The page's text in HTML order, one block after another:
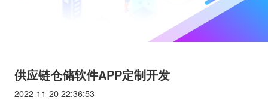
供应链仓储软件APP定制开发
2022-11-20 22:36:53